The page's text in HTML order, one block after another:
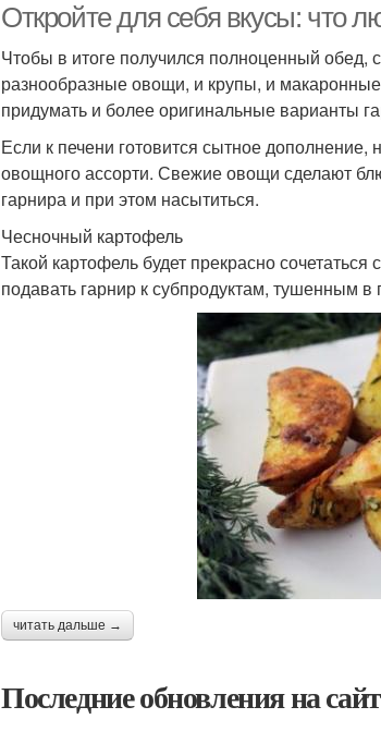
Откройте для себя вкусы: что
Чтобы в итоге получился полноценный обед,
разнообразные овощи, и крупы, и
придумать и более оригинальные варианты
Если к печени готовится сытное дополнение,
овощного ассорти. Свежие овощи сделают
гарнира и при этом насытиться.
Чесночный картофель
Такой картофель будет прекрасно
подавать гарнир к субпродуктам, тушенным в
читать дальше →
Последние обновления на